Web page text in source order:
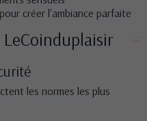
pour créer l'ambiance parfaite
les normes les plus